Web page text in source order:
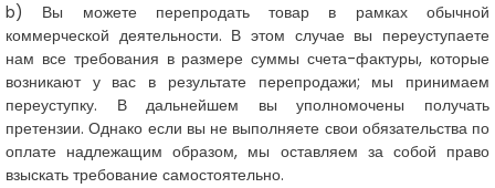
b) Вы можете перепродать товар в рамках обычной
коммерческой деятельности. В этом случае вы переуступаете
нам все требования в размере суммы счета-фактуры, которые
возникают у вас в результате перепродажи; мы принимаем
переуступку. В дальнейшем вы уполномочены получать
претензии. Однако если вы не выполняете свои обязательства по
оплате надлежащим образом, мы оставляем за собой право
взыскать требование самостоятельно.